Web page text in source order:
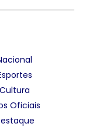
Cultura
Oficiais